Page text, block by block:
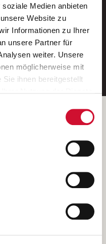
Medien anbieten
Website zu
Informationen zu Ihrer
unsere Partner für
weiter. Unsere
möglicherweise mit
ihnen bereitgestellt
klicken, so stimmen
Cookies zu. Sie können
jederzeit widerrufen,
aufrufen und diese
E-Mail.
von AWO
eintragen
Unterfranken